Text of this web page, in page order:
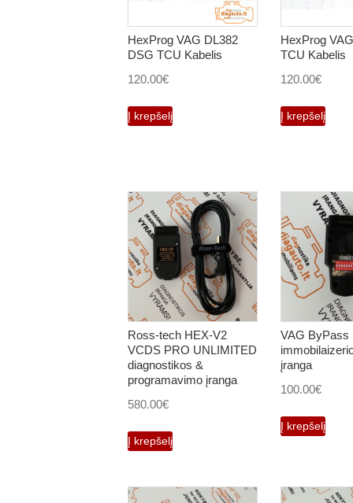
HexProg VAG DL382
DSG TCU Kabelis
120.00€
Į krepšelį
HexProg
TCU Kabelis
120.00€
Į krepšelį
Ross-tech HEX-V2
VCDS PRO UNLIMITED
diagnostikos &
programavimo įranga
580.00€
Į krepšelį
VAG ByPass
įranga
100.00€
Į krepšelį